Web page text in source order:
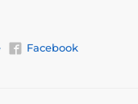
Facebook